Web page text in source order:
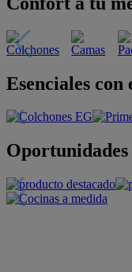
Esenciales con
Oportunidades